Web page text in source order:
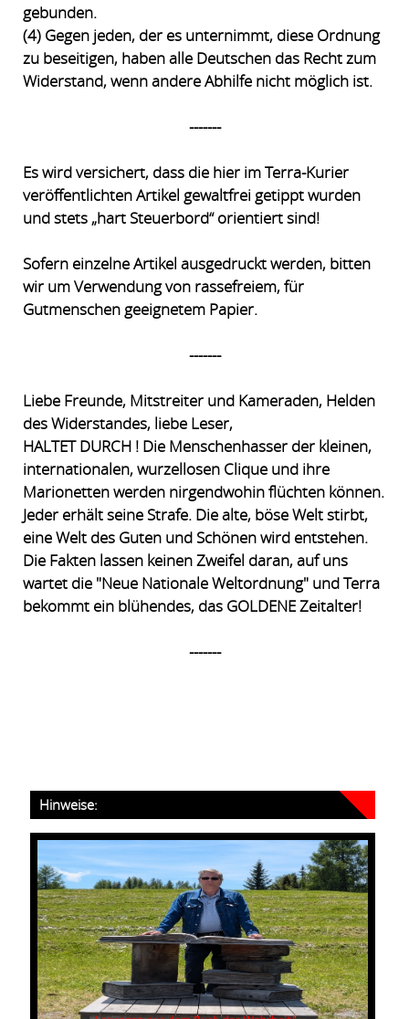
gebunden.
(4) Gegen jeden, der es unternimmt, diese Ordnung
zu beseitigen, haben alle Deutschen das Recht zum
Widerstand, wenn andere Abhilfe nicht möglich ist.
-------
Es wird versichert, dass die hier im Terra-Kurier
veröffentlichten Artikel gewaltfrei getippt wurden
und stets „hart Steuerbord“ orientiert sind!
Sofern einzelne Artikel ausgedruckt werden, bitten
wir um Verwendung von rassefreiem, für
Gutmenschen geeignetem Papier.
-------
Liebe Freunde, Mitstreiter und Kameraden, Helden
des Widerstandes, liebe Leser,
HALTET DURCH ! Die Menschenhasser der kleinen,
internationalen, wurzellosen Clique und ihre
Marionetten werden nirgendwohin flüchten können.
Jeder erhält seine Strafe. Die alte, böse Welt stirbt,
eine Welt des Guten und Schönen wird entstehen.
Die Fakten lassen keinen Zweifel daran, auf uns
wartet die "Neue Nationale Weltordnung" und Terra
bekommt ein blühendes, das GOLDENE Zeitalter!
-------
Hinweise: